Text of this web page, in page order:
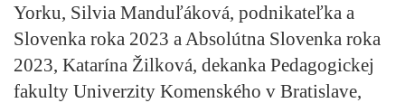
Yorku, Silvia Manduľáková, podnikateľka a
Slovenka roka 2023 a Absolútna Slovenka roka
2023, Katarína Žilková, dekanka Pedagogickej
fakulty Univerzity Komenského v Bratislave,